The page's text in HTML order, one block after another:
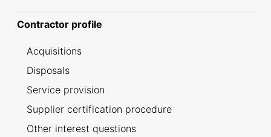
Contractor profile
Acquisitions
Disposals
Service provision
Supplier certification procedure
Other interest questions